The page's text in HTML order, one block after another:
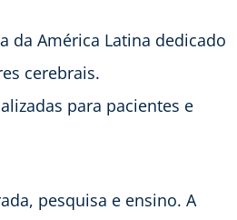
da América Latina dedicado
cerebrais.
para pacientes e
pesquisa e ensino. A